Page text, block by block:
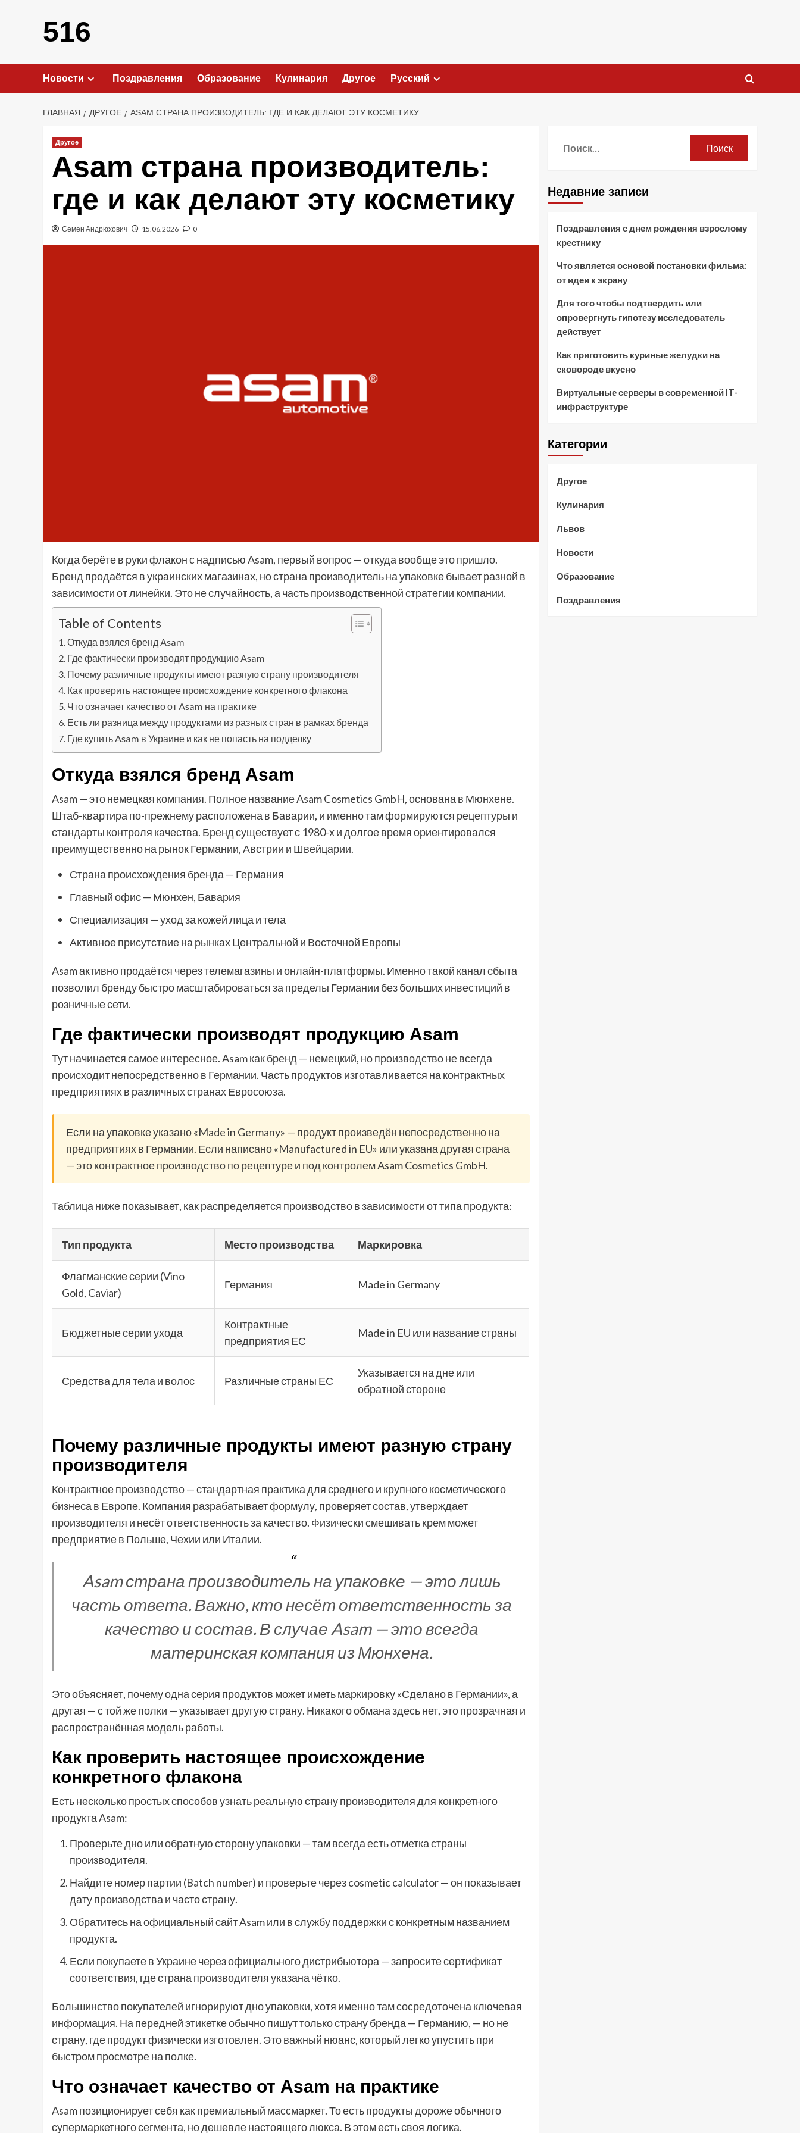
содержимому516
Новости Поздравления Образование Кулинария Другое Русский
ГЛАВНАЯ ДРУГОЕ ASAM СТРАНА ПРОИЗВОДИТЕЛЬ: ГДЕ И КАК ДЕЛАЮТ ЭТУ КОСМЕТИКУ
Другое
Asam страна производитель:
где и как делают эту косметику
Семен Андрюхович 15.06.2026 0
Когда берёте в руки флакон с надписью Asam, первый вопрос — откуда вообще это пришло.
Бренд продаётся в украинских магазинах, но страна производитель на упаковке бывает разной в
зависимости от линейки. Это не случайность, а часть производственной стратегии компании.
Table of Contents
Откуда взялся бренд Asam
Где фактически производят продукцию Asam
Почему различные продукты имеют разную страну производителя
Как проверить настоящее происхождение конкретного флакона
Что означает качество от Asam на практике
Есть ли разница между продуктами из разных стран в рамках бренда
Где купить Asam в Украине и как не попасть на подделку
Откуда взялся бренд Asam
Asam — это немецкая компания. Полное название Asam Cosmetics GmbH, основана в Мюнхене.
Штаб-квартира по-прежнему расположена в Баварии, и именно там формируются рецептуры и
стандарты контроля качества. Бренд существует с 1980-х и долгое время ориентировался
преимущественно на рынок Германии, Австрии и Швейцарии.
Страна происхождения бренда — Германия
Главный офис — Мюнхен, Бавария
Специализация — уход за кожей лица и тела
Активное присутствие на рынках Центральной и Восточной Европы
Asam активно продаётся через телемагазины и онлайн-платформы. Именно такой канал сбыта
позволил бренду быстро масштабироваться за пределы Германии без больших инвестиций в
розничные сети.
Где фактически производят продукцию Asam
Тут начинается самое интересное. Asam как бренд — немецкий, но производство не всегда
происходит непосредственно в Германии. Часть продуктов изготавливается на контрактных
предприятиях в различных странах Евросоюза.
Если на упаковке указано «Made in Germany» — продукт произведён непосредственно на
предприятиях в Германии. Если написано «Manufactured in EU» или указана другая страна
— это контрактное производство по рецептуре и под контролем Asam Cosmetics GmbH.
Таблица ниже показывает, как распределяется производство в зависимости от типа продукта:
Тип продукта Место производства Маркировка
Флагманские серии (Vino
Gold, Caviar)
Германия Made in Germany
Бюджетные серии ухода
Контрактные
предприятия ЕС
Made in EU или название страны
Средства для тела и волос Различные страны ЕС
Указывается на дне или
обратной стороне
Почему различные продукты имеют разную страну
производителя
Контрактное производство — стандартная практика для среднего и крупного косметического
бизнеса в Европе. Компания разрабатывает формулу, проверяет состав, утверждает
производителя и несёт ответственность за качество. Физически смешивать крем может
предприятие в Польше, Чехии или Италии.
Asam страна производитель на упаковке — это лишь
часть ответа. Важно, кто несёт ответственность за
качество и состав. В случае Asam — это всегда
материнская компания из Мюнхена.
Это объясняет, почему одна серия продуктов может иметь маркировку «Сделано в Германии», а
другая — с той же полки — указывает другую страну. Никакого обмана здесь нет, это прозрачная и
распространённая модель работы.
Как проверить настоящее происхождение
конкретного флакона
Есть несколько простых способов узнать реальную страну производителя для конкретного
продукта Asam:
Проверьте дно или обратную сторону упаковки — там всегда есть отметка страны
производителя.
Найдите номер партии (Batch number) и проверьте через cosmetic calculator — он показывает
дату производства и часто страну.
Обратитесь на официальный сайт Asam или в службу поддержки с конкретным названием
продукта.
Если покупаете в Украине через официального дистрибьютора — запросите сертификат
соответствия, где страна производителя указана чётко.
Большинство покупателей игнорируют дно упаковки, хотя именно там сосредоточена ключевая
информация. На передней этикетке обычно пишут только страну бренда — Германию, — но не
страну, где продукт физически изготовлен. Это важный нюанс, который легко упустить при
быстром просмотре на полке.
Что означает качество от Asam на практике
Asam позиционирует себя как премиальный массмаркет. То есть продукты дороже обычного
супермаркетного сегмента, но дешевле настоящего люкса. В этом есть своя логика.
Недавние записи
Поздравления с днем рождения взрослому
крестнику
Что является основой постановки фильма:
от идеи к экрану
Для того чтобы подтвердить или
опровергнуть гипотезу исследователь
действует
Как приготовить куриные желудки на
сковороде вкусно
Виртуальные серверы в современной IT-
инфраструктуре
Категории
Другое
Кулинария
Львов
Новости
Образование
Поздравления